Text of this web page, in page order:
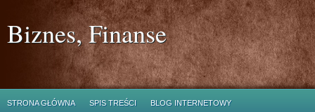
Biznes, Finanse
STRONA GŁÓWNA SPIS TREŚCI BLOG INTERNETOWY